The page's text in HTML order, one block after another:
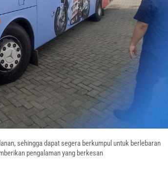
sehingga dapat segera berkumpul untuk berlebaran
pengalaman yang berkesan